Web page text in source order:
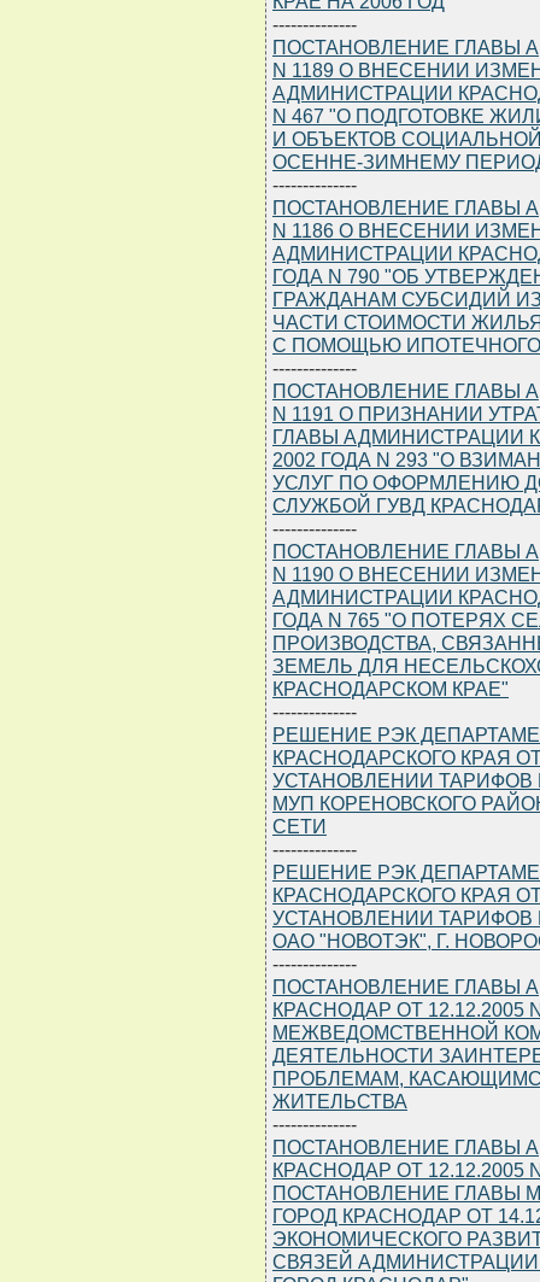
--------------
ПОСТАНОВЛЕНИЕ ГЛАВЫ
N 1189 О ВНЕСЕНИИ
АДМИНИСТРАЦИИ
N 467 "О ПОДГОТОВКЕ
И ОБЪЕКТОВ
ОСЕННЕ-ЗИМНЕМУ
--------------
ПОСТАНОВЛЕНИЕ ГЛАВЫ
N 1186 О ВНЕСЕНИИ
АДМИНИСТРАЦИИ
ГОДА N 790 "ОБ
ГРАЖДАНАМ СУБСИДИЙ
ЧАСТИ СТОИМОСТИ
С ПОМОЩЬЮ
--------------
ПОСТАНОВЛЕНИЕ ГЛАВЫ
N 1191 О ПРИЗНАНИИ
ГЛАВЫ АДМИНИСТРАЦИИ
2002 ГОДА N 293 "О
УСЛУГ ПО ОФОРМЛЕНИЮ
СЛУЖБОЙ ГУВД
--------------
ПОСТАНОВЛЕНИЕ ГЛАВЫ
N 1190 О ВНЕСЕНИИ
АДМИНИСТРАЦИИ
ГОДА N 765 "О ПОТЕРЯХ
ПРОИЗВОДСТВА,
ЗЕМЕЛЬ ДЛЯ
КРАСНОДАРСКОМ КРАЕ"
--------------
РЕШЕНИЕ РЭК
КРАСНОДАРСКОГО КРАЯ ОТ
УСТАНОВЛЕНИИ
МУП КОРЕНОВСКОГО
СЕТИ
--------------
РЕШЕНИЕ РЭК
КРАСНОДАРСКОГО КРАЯ ОТ
УСТАНОВЛЕНИИ
ОАО "НОВОТЭК", Г.
--------------
ПОСТАНОВЛЕНИЕ ГЛАВЫ
КРАСНОДАР ОТ
МЕЖВЕДОМСТВЕННОЙ
ДЕЯТЕЛЬНОСТИ
ПРОБЛЕМАМ,
ЖИТЕЛЬСТВА
--------------
ПОСТАНОВЛЕНИЕ ГЛАВЫ
КРАСНОДАР ОТ
ПОСТАНОВЛЕНИЕ ГЛАВЫ
ГОРОД КРАСНОДАР ОТ
ЭКОНОМИЧЕСКОГО
СВЯЗЕЙ